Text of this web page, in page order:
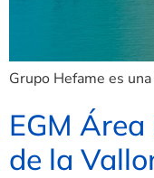
Grupo Hefame es
EGM
de la